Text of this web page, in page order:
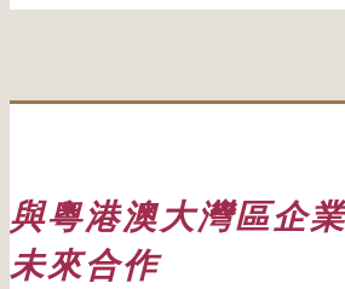
與粵港澳大灣區企
未來合作